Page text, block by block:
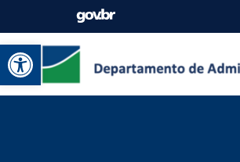
Abrir a barra de